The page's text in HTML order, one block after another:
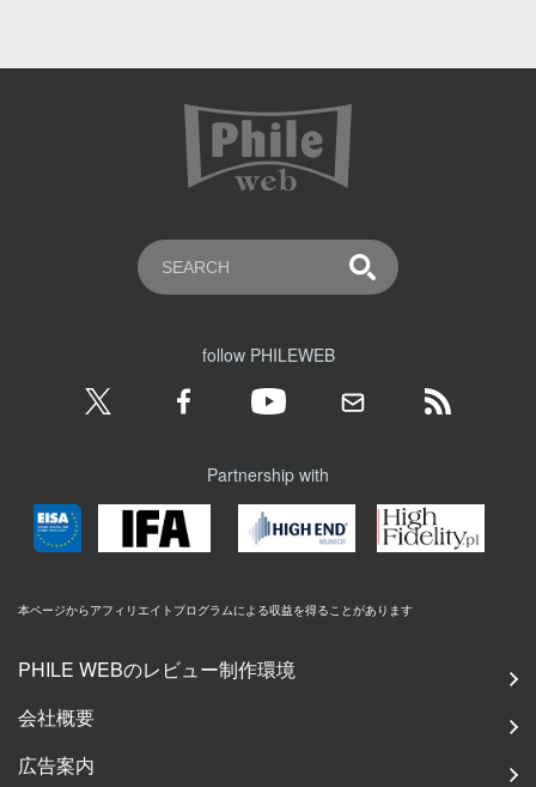
follow PHILEWEB
Partnership with
本ページからアフィリエイトプログラムによる収益を得ることがあります
PHILE WEBのレビュー制作環境
会社概要
広告案内